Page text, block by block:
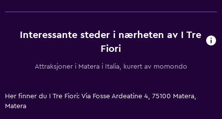
Interessante steder i nærheten av I Tre
Fiori
Attraksjoner i Matera i Italia, kurert av momondo
Her finner du I Tre Fiori: Via Fosse Ardeatine 4, 75100 Matera,
Matera